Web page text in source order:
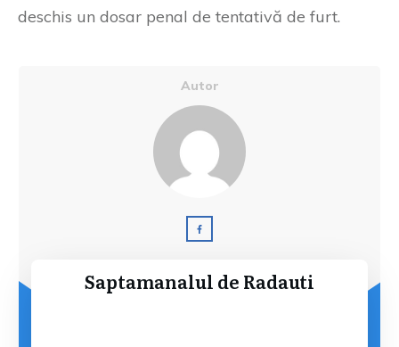
deschis un dosar penal de tentativă de furt.
Autor
Saptamanalul de Radauti